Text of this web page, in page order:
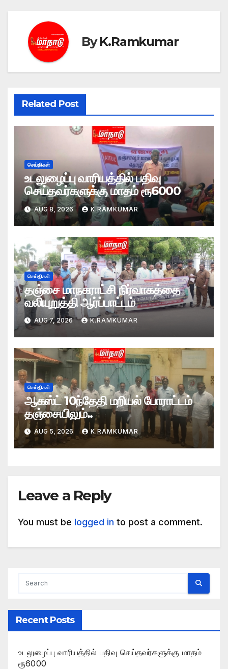
ByK.Ramkumar
Related Post
செய்திகள்
உடலுழைப்பு வாரியத்தில் பதிவு
செய்தவர்களுக்கு மாதம் ரூ6000
AUG 8, 2026 K.RAMKUMAR
செய்திகள்
தஞ்சை மாநகராட்சி நிர்வாகத்தை
வலியுறுத்தி ஆர்ப்பாட்டம்
AUG 7, 2026 K.RAMKUMAR
செய்திகள்
ஆகஸ்ட் 10ந்தேதி மறியல் போராட்டம்
தஞ்சையிலும்..
AUG 5, 2026 K.RAMKUMAR
Leave a Reply
You must be logged in to post a comment.
Recent Posts
உடலுழைப்பு வாரியத்தில் பதிவு செய்தவர்களுக்கு மாதம்
ரூ6000